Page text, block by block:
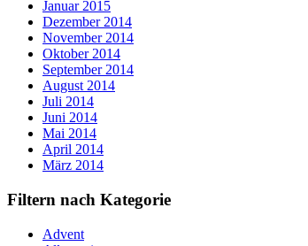
Januar 2015
Dezember 2014
November 2014
Oktober 2014
September 2014
August 2014
Juli 2014
Juni 2014
Mai 2014
April 2014
März 2014
Filtern nach Kategorie
Advent